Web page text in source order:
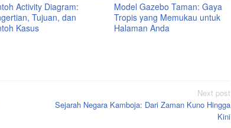
Activity Diagram:
Tujuan, dan
Kasus
Model Gazebo Taman: Gaya
Tropis yang Memukau untuk
Halaman Anda
Next post
Sejarah Negara Kamboja: Dari Zaman Kuno Hingga
Kini